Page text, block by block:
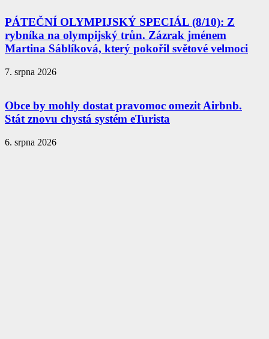
PÁTEČNÍ OLYMPIJSKÝ SPECIÁL (8/10): Z
rybníka na olympijský trůn. Zázrak jménem
Martina Sáblíková, který pokořil světové velmoci
7. srpna 2026
Obce by mohly dostat pravomoc omezit Airbnb.
Stát znovu chystá systém eTurista
6. srpna 2026